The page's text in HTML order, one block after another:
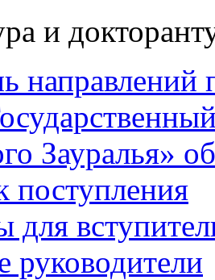
и
Зауралья»
поступления
для
руководители